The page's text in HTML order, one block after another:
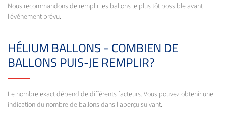
Nous recommandons de remplir les ballons le plus tôt possible avant
l'événement prévu.
HÉLIUM BALLONS - COMBIEN DE
BALLONS PUIS-JE REMPLIR?
Le nombre exact dépend de différents facteurs. Vous pouvez obtenir une
indication du nombre de ballons dans l'aperçu suivant.